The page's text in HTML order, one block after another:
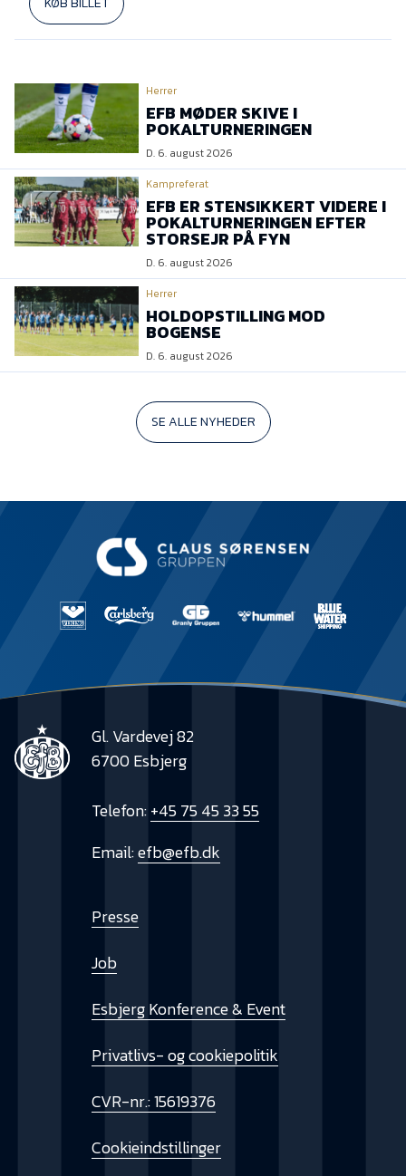
Herrer
EFB MØDER SKIVE I
POKALTURNERINGEN
D. 6. august 2026
Kampreferat
EFB ER STENSIKKERT VIDERE I
POKALTURNERINGEN EFTER
STORSEJR PÅ FYN
D. 6. august 2026
Herrer
HOLDOPSTILLING MOD
BOGENSE
D. 6. august 2026
SE ALLE NYHEDER
Gl. Vardevej 82
6700 Esbjerg
Telefon:+45 75 45 33 55
Email:efb@efb.dk
Presse
Job
Esbjerg Konference & Event
Privatlivs- og cookiepolitik
CVR-nr.: 15619376
Cookieindstillinger